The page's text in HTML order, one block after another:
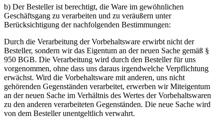
b) Der Besteller ist berechtigt, die Ware im gewöhnlichen
Geschäftsgang zu verarbeiten und zu veräußern unter
Berücksichtigung der nachfolgenden Bestimmungen:
Durch die Verarbeitung der Vorbehaltsware erwirbt nicht der
Besteller, sondern wir das Eigentum an der neuen Sache gemäß §
950 BGB. Die Verarbeitung wird durch den Besteller für uns
vorgenommen, ohne dass uns daraus irgendwelche Verpflichtung
erwächst. Wird die Vorbehaltsware mit anderen, uns nicht
gehörenden Gegenständen verarbeitet, erwerben wir Miteigentum
an der neuen Sache im Verhältnis des Wertes der Vorbehaltswaren
zu den anderen verarbeiteten Gegenständen. Die neue Sache wird
von dem Besteller unentgeltlich verwahrt.